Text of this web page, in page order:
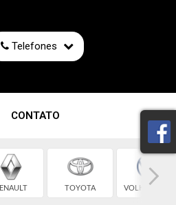
Telefones
CONTATO
TOYOTA VOLKSWAGEN